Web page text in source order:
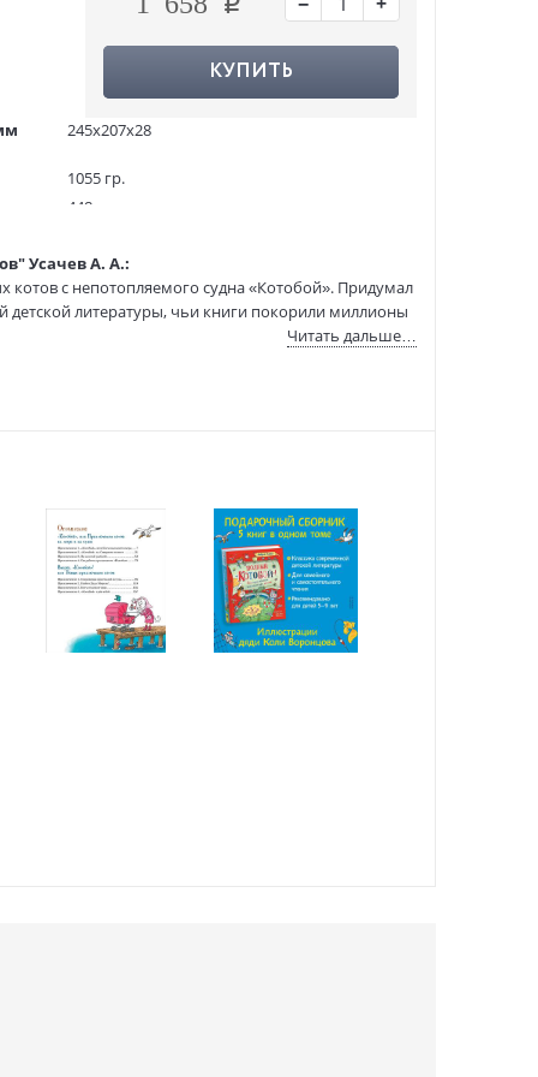
КУПИТЬ
245x207x28
1055 гр.
448
1137986
40938
978-5-353-10399-8
Усачев А. А.:
с непотопляемого судна «Котобой». Придумал
детской литературы, чьи книги покорили миллионы
— самостоятельные и веселые. Впрочем, есть
Читать дальше…